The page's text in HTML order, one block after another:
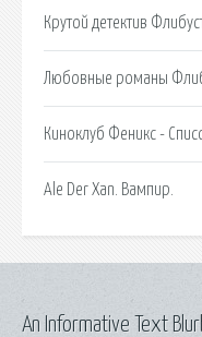
Крутой детектив
Любовные романы
Киноклуб Феникс -
Аlе Dеr Xаn. Вампир.
An Informative Text